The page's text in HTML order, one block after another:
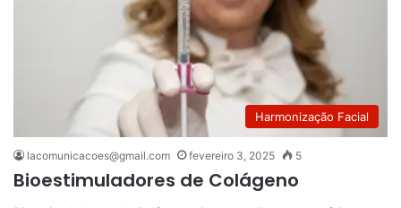
Harmonização Facial
lacomunicacoes@gmail.com fevereiro 3, 2025 5
Bioestimuladores de Colágeno